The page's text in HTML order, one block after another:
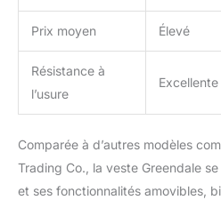
Prix moyen Élevé
Résistance à
l’usure
Excellente
Comparée à d’autres modèles
Trading Co., la veste Greendale
et ses fonctionnalités amovibles,